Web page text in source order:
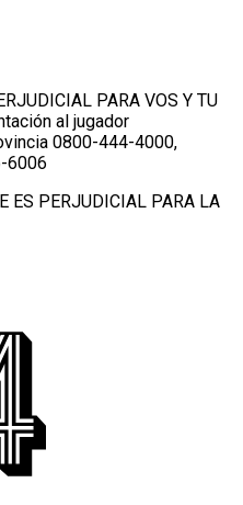
PARA VOS Y TU
al jugador
0800-444-4000,
6006
ES PERJUDICIAL PARA LA